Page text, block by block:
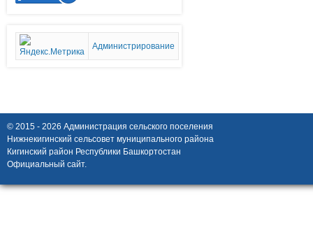
Администрирование
© 2015 - 2026 Администрация сельского поселения
Нижнекигинский сельсовет муниципального района
Кигинский район Республики Башкортостан
Официальный сайт.